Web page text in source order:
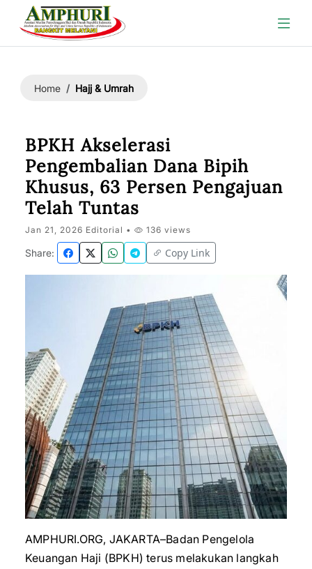
Home Hajj & Umrah
BPKH Akselerasi
Pengembalian Dana Bipih
Khusus, 63 Persen Pengajuan
Telah Tuntas
Jan 21, 2026 Editorial • 136 views
Share: Copy Link
AMPHURI.ORG, JAKARTA–Badan Pengelola
Keuangan Haji (BPKH) terus melakukan langkah